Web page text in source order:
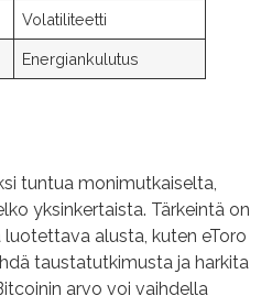
Volatiliteetti
Energiankulutus
tuntua monimutkaiselta,
yksinkertaista. Tärkeintä on
alusta, kuten eToro
taustatutkimusta ja harkita
arvo voi vaihdella